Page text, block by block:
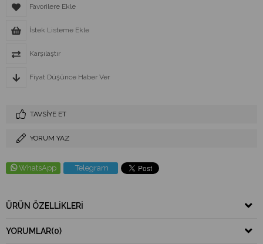
Favorilere Ekle
İstek Listeme Ekle
Karşılaştır
Fiyat Düşünce Haber Ver
TAVSIYE ET
YORUM YAZ
WhatsApp Telegram
ÜRÜN ÖZELLIKLERI
YORUMLAR(0)